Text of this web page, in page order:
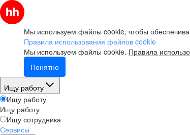
Мы используем файлы cookie, чтобы
Правила использования файлов cookie
Мы используем файлы cookie. Правила
Понятно
Ищу работу
Ищу работу
Ищу работу
Ищу сотрудника
Сервисы